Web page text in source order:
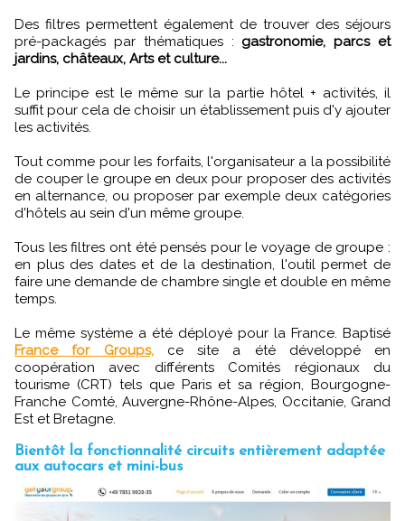
Des filtres permettent également de trouver des séjours
pré-packagés par thématiques : gastronomie, parcs et
jardins, châteaux, Arts et culture...
Le principe est le même sur la partie hôtel + activités, il
suffit pour cela de choisir un établissement puis d'y ajouter
les activités.
Tout comme pour les forfaits, l'organisateur a la possibilité
de couper le groupe en deux pour proposer des activités
en alternance, ou proposer par exemple deux catégories
d'hôtels au sein d'un même groupe.
Tous les filtres ont été pensés pour le voyage de groupe :
en plus des dates et de la destination, l'outil permet de
faire une demande de chambre single et double en même
temps.
Le même système a été déployé pour la France. Baptisé
France for Groups,ce site a été développé en
coopération avec différents Comités régionaux du
tourisme (CRT) tels que Paris et sa région, Bourgogne-
Franche Comté, Auvergne-Rhône-Alpes, Occitanie, Grand
Est et Bretagne.
Bientôt la fonctionnalité circuits entièrement adaptée
aux autocars et mini-bus